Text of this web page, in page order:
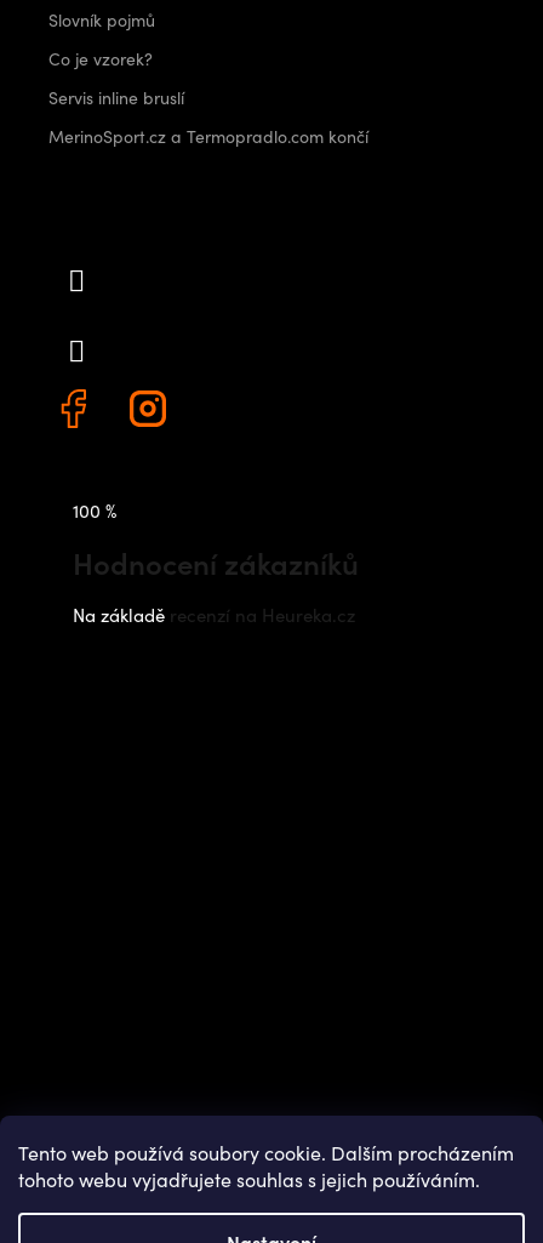
Tento web používá soubory cookie. Dalším procházením
tohoto webu vyjadřujete souhlas s jejich používáním.
Slovník pojmů
Co je vzorek?
Servis inline bruslí
MerinoSport.cz a Termopradlo.com končí
100 %
Hodnocení zákazníků
Na základě recenzí na Heureka.cz